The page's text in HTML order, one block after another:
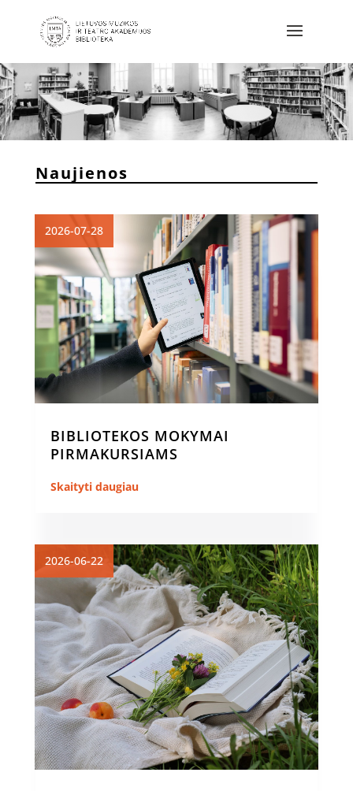
Naujienos
BIBLIOTEKOS MOKYMAI
PIRMAKURSIAMS
2026-07-28
Skaityti daugiau
2026-06-22